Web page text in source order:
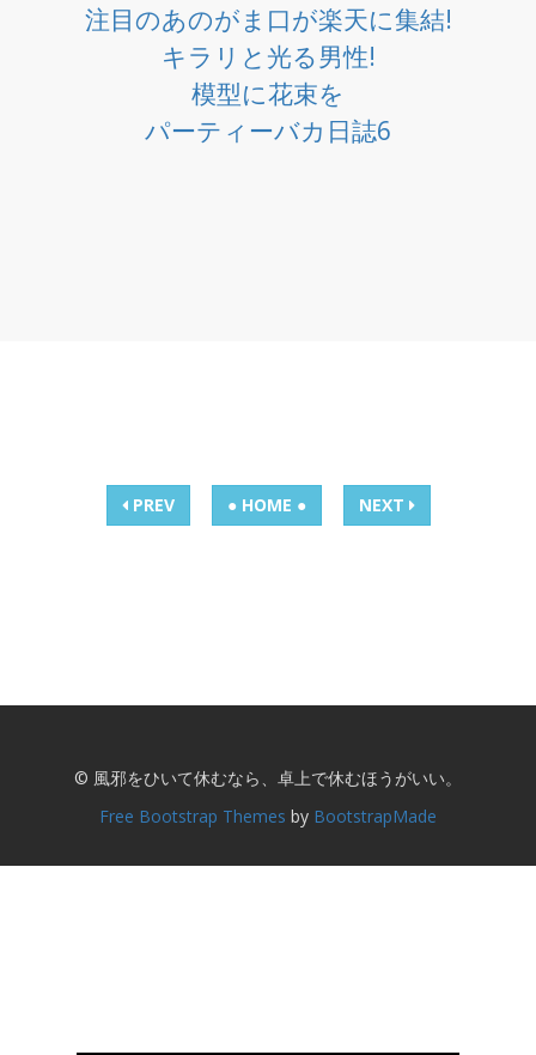
注目のあのがま口が楽天に集結!
キラリと光る男性!
模型に花束を
パーティーバカ日誌6
PREV ● HOME ● NEXT
© 風邪をひいて休むなら、卓上で休むほうがいい。
Free Bootstrap Themes by BootstrapMade